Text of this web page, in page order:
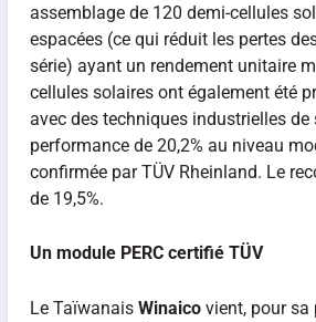
assemblage de 120 demi-cellules
espacées (ce qui réduit les pertes
série) ayant un rendement unitaire
cellules solaires ont également été
avec des techniques industrielles de
performance de 20,2% au niveau
confirmée par TÜV Rheinland. Le
de 19,5%.
Un module PERC certifié TÜV
Le Taïwanais Winaicovient, pour sa